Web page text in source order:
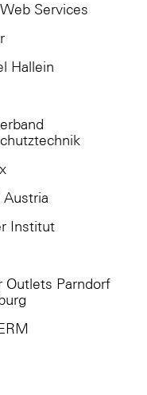
Services
Hallein
Austria
Institut
Outlets Parndorf